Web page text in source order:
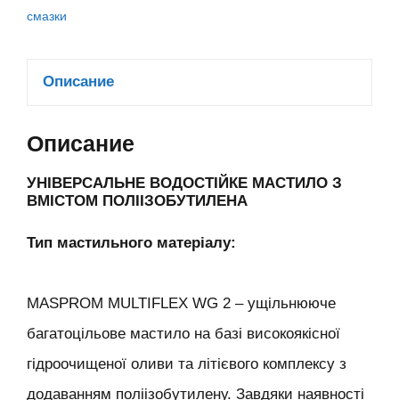
смазки
Описание
Описание
УНІВЕРСАЛЬНЕ ВОДОСТІЙКЕ МАСТИЛО З
ВМІСТОМ ПОЛІІЗОБУТИЛЕНА
Тип мастильного матеріалу:
MASPROM MULTIFLEX WG 2 – ущільнююче
багатоцільове мастило на базі високоякісної
гідроочищеної оливи та літієвого комплексу з
додаванням поліізобутилену. Завдяки наявності